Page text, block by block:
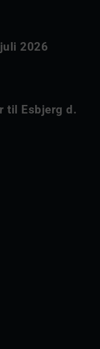
2026
til Esbjerg d.